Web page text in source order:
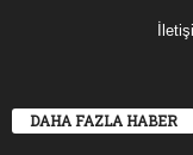
DAHA FAZLA HABER